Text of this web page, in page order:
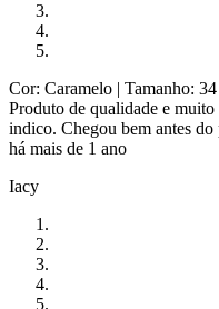
Cor: Caramelo | Tamanho: 34
Produto de qualidade e
indico. Chegou bem antes do
há mais de 1 ano
Iacy